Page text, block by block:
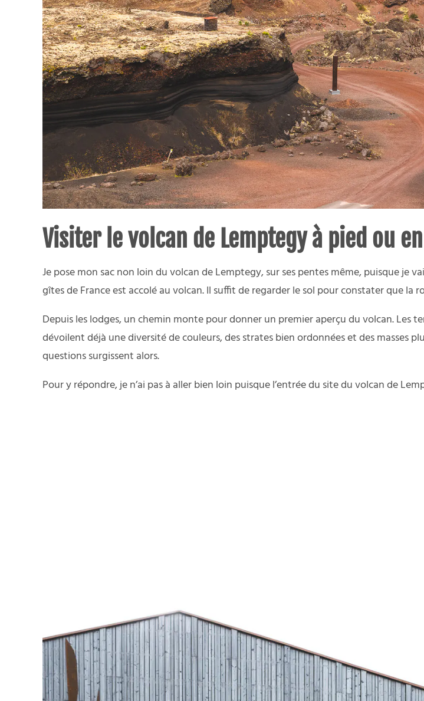
Visiter le volcan de Lemptegy à pied ou
Je pose mon sac non loin du volcan de Lemptegy, sur ses pentes même, puisque je
gîtes de France est accolé au volcan. Il suffit de regarder le sol pour constater que la
Depuis les lodges, un chemin monte pour donner un premier aperçu du volcan. Les
dévoilent déjà une diversité de couleurs, des strates bien ordonnées et des masses
questions surgissent alors.
Pour y répondre, je n’ai pas à aller bien loin puisque l’entrée du site du volcan de